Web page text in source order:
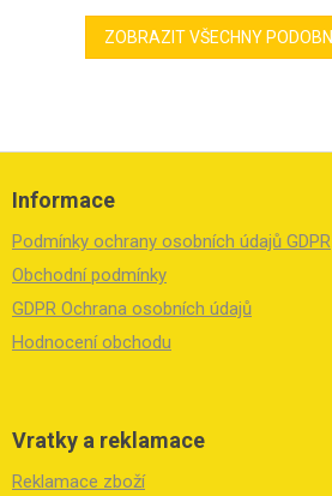
ZOBRAZIT VŠECHNY
Z
Informace
Podmínky ochrany osobních údajů GDPR
Obchodní podmínky
GDPR Ochrana osobních údajů
Hodnocení obchodu
Vratky a reklamace
Reklamace zboží